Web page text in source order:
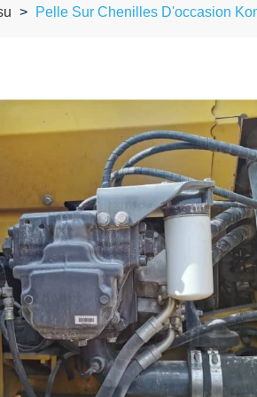
Pelle Sur Chenilles D'occasion